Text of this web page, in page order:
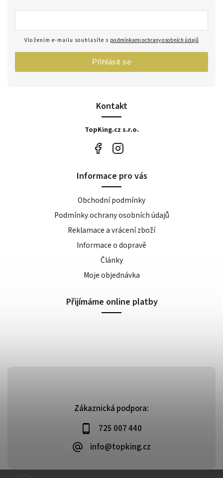
Zákaznická podpora:
725 007 440
info@topking.cz
Kontakt
TopKing.cz s.r.o.
Vložením e-mailu souhlasíte s podmínkami ochrany osobních údajů
Přihlásit se
Informace pro vás
Obchodní podmínky
Podmínky ochrany osobních údajů
Reklamace a vrácení zboží
Informace o dopravě
Články
Moje objednávka
Přijímáme online platby